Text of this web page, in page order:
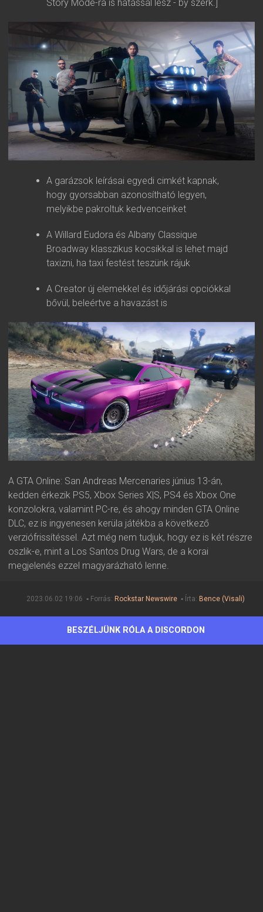
Story Mode-ra is hatással lesz - by szerk.]
A garázsok leírásai egyedi cimkét kapnak,
hogy gyorsabban azonosítható legyen,
melyikbe pakroltuk kedvenceinket
A Willard Eudora és Albany Classique
Broadway klasszikus kocsikkal is lehet majd
taxizni, ha taxi festést teszünk rájuk
A Creator új elemekkel és időjárási opciókkal
bővül, beleértve a havazást is
A GTA Online: San Andreas Mercenaries június 13-án,
kedden érkezik PS5, Xbox Series X|S, PS4 és Xbox One
konzolokra, valamint PC-re, és ahogy minden GTA Online
DLC, ez is ingyenesen kerüla játékba a következő
verziófrissítéssel. Azt még nem tudjuk, hogy ez is két részre
oszlik-e, mint a Los Santos Drug Wars, de a korai
megjelenés ezzel magyarázható lenne.
2023.06.02 19:06 ▪ Forrás: Rockstar Newswire ▪ Írta: Bence (Visali)
BESZÉLJÜNK RÓLA A DISCORDON